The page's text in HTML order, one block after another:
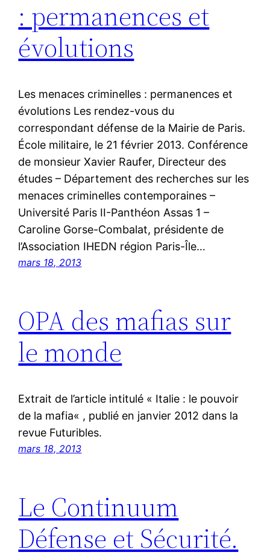
: permanences et
évolutions
Les menaces criminelles : permanences et
évolutions Les rendez-vous du
correspondant défense de la Mairie de Paris.
École militaire, le 21 février 2013. Conférence
de monsieur Xavier Raufer, Directeur des
études – Département des recherches sur les
menaces criminelles contemporaines –
Université Paris II-Panthéon Assas 1 –
Caroline Gorse-Combalat, présidente de
l’Association IHEDN région Paris-Île…
mars 18, 2013
OPA des mafias sur
le monde
Extrait de l’article intitulé « Italie : le pouvoir
de la mafia« , publié en janvier 2012 dans la
revue Futuribles.
mars 18, 2013
Le Continuum
Défense et Sécurité.